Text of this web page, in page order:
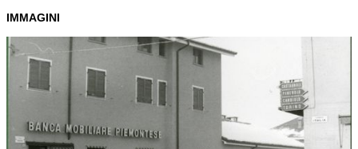
IMMAGINI